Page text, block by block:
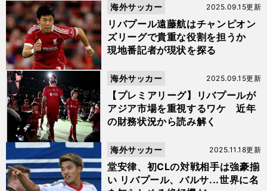
リバプール遠藤航はチャンピオン
ズリーグで貴重な役割を担うか
現地番記者が現状を探る
2025.09.15更新
海外サッカー
【プレミアリーグ】リバプールが
アジア市場を重視するワケ 近年
の財務状況から読み解く
2025.09.15更新
海外サッカー
堂安律、初CLの対戦相手は強豪揃
い リバプール、バルサ...世界に名
2025.11.18更新
海外サッカー